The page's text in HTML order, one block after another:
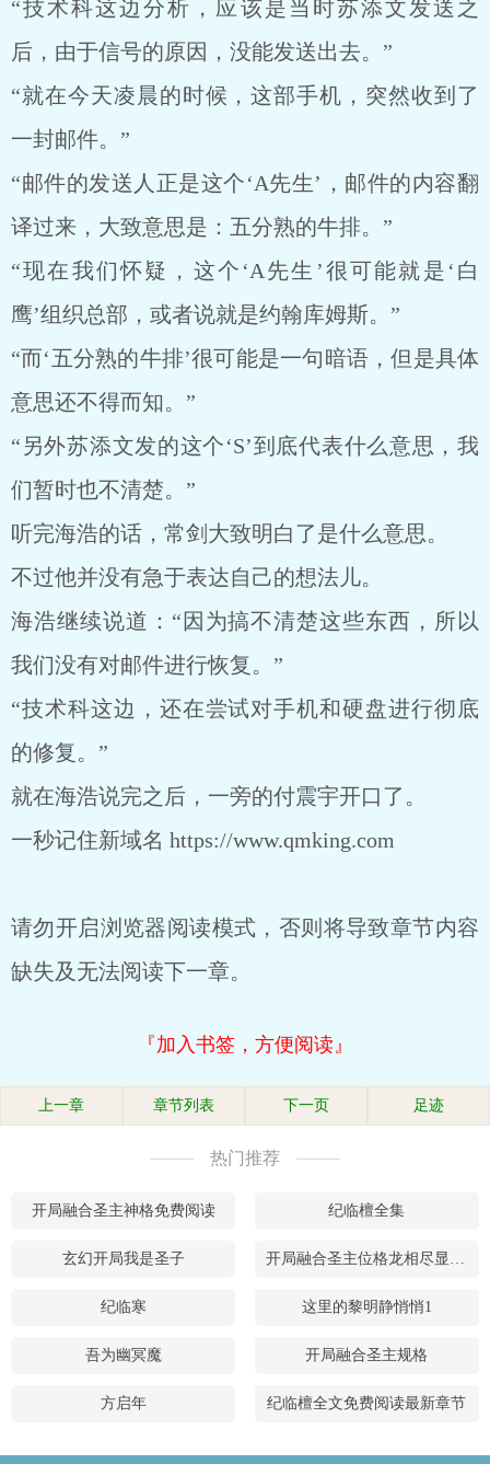
“技术科这边分析，应该是当时苏添文发送之
后，由于信号的原因，没能发送出去。”
“就在今天凌晨的时候，这部手机，突然收到了
一封邮件。”
“邮件的发送人正是这个‘A先生’，邮件的内容翻
译过来，大致意思是：五分熟的牛排。”
“现在我们怀疑，这个‘A先生’很可能就是‘白
鹰’组织总部，或者说就是约翰库姆斯。”
“而‘五分熟的牛排’很可能是一句暗语，但是具体
意思还不得而知。”
“另外苏添文发的这个‘S’到底代表什么意思，我
们暂时也不清楚。”
听完海浩的话，常剑大致明白了是什么意思。
不过他并没有急于表达自己的想法儿。
海浩继续说道：“因为搞不清楚这些东西，所以
我们没有对邮件进行恢复。”
“技术科这边，还在尝试对手机和硬盘进行彻底
的修复。”
就在海浩说完之后，一旁的付震宇开口了。
一秒记住新域名 https://www.qmking.com
请勿开启浏览器阅读模式，否则将导致章节内容
缺失及无法阅读下一章。
『加入书签，方便阅读』
上一章 章节列表 下一页 足迹
热门推荐
开局融合圣主神格免费阅读 纪临檀全集
玄幻开局我是圣子 开局融合圣主位格龙相尽显最新章节
纪临寒 这里的黎明静悄悄1
吾为幽冥魔 开局融合圣主规格
方启年 纪临檀全文免费阅读最新章节